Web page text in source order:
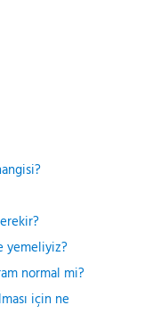
yemeliyiz?
normal mi?
için ne